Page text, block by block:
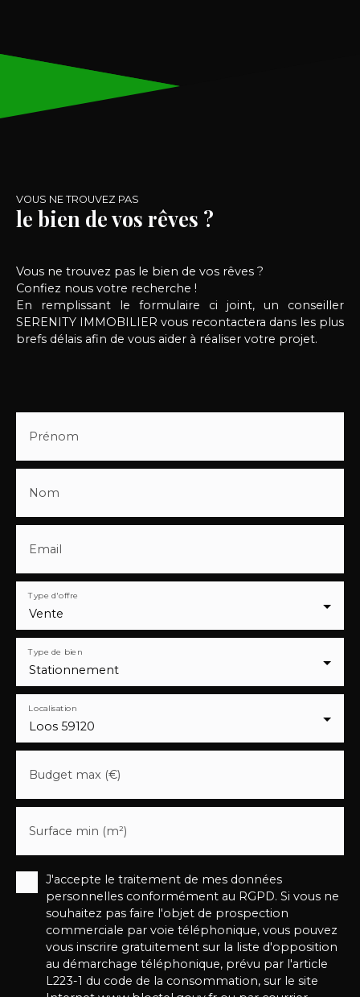
stationnement et de stockage appréciée des
locataires. Pour plus d'informations ou organiser
une visite, contactez-moi.
VOUS NE TROUVEZ PAS
le bien de vos rêves ?
Vous ne trouvez pas le bien de vos rêves ?
Confiez nous votre recherche !
En remplissant le formulaire ci joint, un conseiller
SERENITY IMMOBILIER vous recontactera dans les plus
brefs délais afin de vous aider à réaliser votre projet.
Prénom
Nom
Email
Vente
Type d'offre
Stationnement
Type de bien
Loos 59120
Localisation
Budget max (€)
Surface min (m²)
J'accepte le traitement de mes données
personnelles conformément au RGPD. Si vous ne
souhaitez pas faire l'objet de prospection
commerciale par voie téléphonique, vous pouvez
vous inscrire gratuitement sur la liste d'opposition
au démarchage téléphonique, prévu par l'article
L223-1 du code de la consommation, sur le site